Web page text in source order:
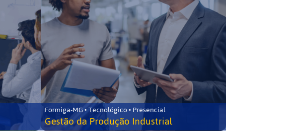
Formiga-MG • Tecnológico • Presencial
Gestão da Produção Industrial